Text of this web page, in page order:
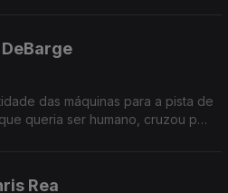
DeBarge
das máquinas para a pista de
queria ser humano, cruzou pop
Rea